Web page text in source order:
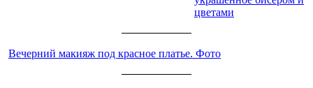
цветами
Вечерний макияж под красное платье. Фото